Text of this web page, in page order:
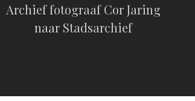
Archief fotograaf Cor Jaring
naar Stadsarchief